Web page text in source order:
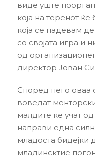
виде уште
која на теренот
која се надевам
со својата игра и
од
директор Јован
Според него оваа
воведат
малдите ке учат
направи една
младоста бидејки
младинсктие